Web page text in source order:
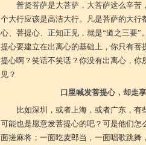
普贤菩萨是大菩萨，大菩萨这么辛苦
个大行应该是高洁大行。凡是菩萨的大
心、菩提心、正知正见，就是“道之三要
提心要建立在出离心的基础上，你只有
提心啊？笑话不笑话？你没有出离心，
见？
口里喊发菩提心，却走
比如深圳，或者上海，或者广东，
可能也是愿意发菩提心的吧？可是他们
面搓麻将；一面吃麦郎当，一面唱歌跳